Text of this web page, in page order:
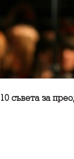
10 съветa за